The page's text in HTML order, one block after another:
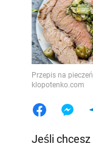
Przepis na
klopotenko.com
Jeśli